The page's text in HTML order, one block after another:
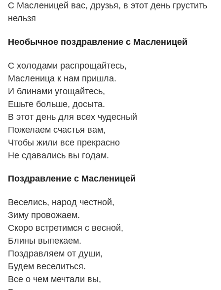
С Масленицей вас, друзья, в этот день грустить
нельзя
Необычное поздравление с Масленицей
С холодами распрощайтесь,
Масленица к нам пришла.
И блинами угощайтесь,
Ешьте больше, досыта.
В этот день для всех чудесный
Пожелаем счастья вам,
Чтобы жили все прекрасно
Не сдавались вы годам.
Поздравление с Масленицей
Веселись, народ честной,
Зиму провожаем.
Скоро встретимся с весной,
Блины выпекаем.
Поздравляем от души,
Будем веселиться.
Все о чем мечтали вы,